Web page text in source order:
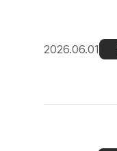
2026.06.01